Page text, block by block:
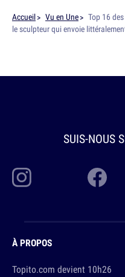
Accueil Vu en Une
Top 16
le sculpteur qui envoie
SUIS-NOUS
À PROPOS
Topito.com devient 10h26